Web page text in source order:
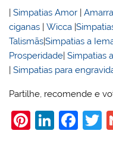
|Simpatias Amor |
ciganas |Wicca |
Talismãs|Simpatias a
Prosperidade|Simpatias
|Simpatias para
Partilhe, recomende e
Pi Li F